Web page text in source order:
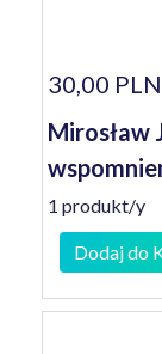
30,00 PLN
Mirosław
1 produkt/y
Dodaj do